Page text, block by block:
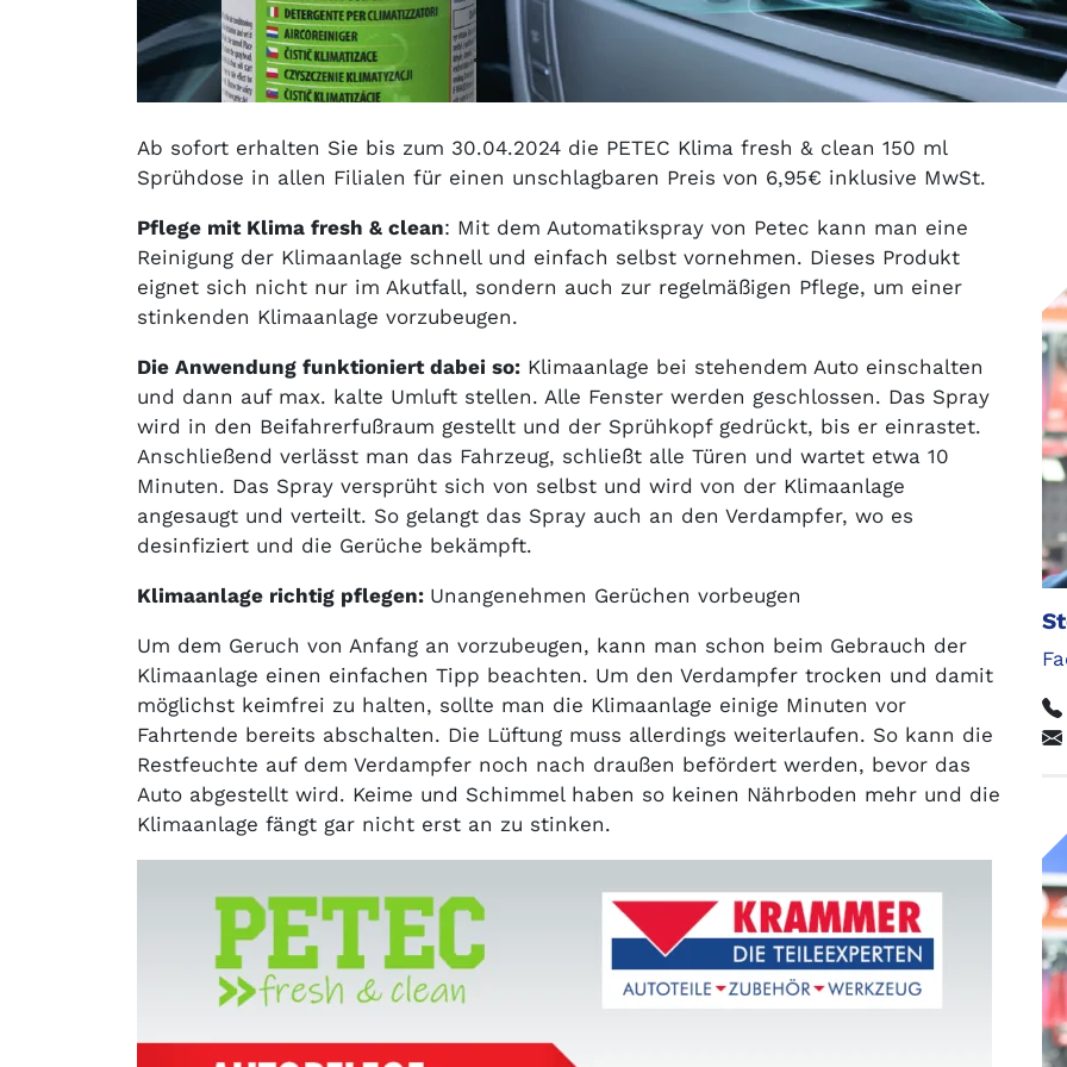
Ab sofort erhalten Sie bis zum 30.04.2024 die PETEC Klima fresh & clean 150 ml
Sprühdose in allen Filialen für einen unschlagbaren Preis von 6,95€ inklusive MwSt.
Pflege mit Klima fresh & clean: Mit dem Automatikspray von Petec kann man eine
Reinigung der Klimaanlage schnell und einfach selbst vornehmen. Dieses Produkt
eignet sich nicht nur im Akutfall, sondern auch zur regelmäßigen Pflege, um einer
stinkenden Klimaanlage vorzubeugen.
Die Anwendung funktioniert dabei so:Klimaanlage bei stehendem Auto einschalten
und dann auf max. kalte Umluft stellen. Alle Fenster werden geschlossen. Das Spray
wird in den Beifahrerfußraum gestellt und der Sprühkopf gedrückt, bis er einrastet.
Anschließend verlässt man das Fahrzeug, schließt alle Türen und wartet etwa 10
Minuten. Das Spray versprüht sich von selbst und wird von der Klimaanlage
angesaugt und verteilt. So gelangt das Spray auch an den Verdampfer, wo es
desinfiziert und die Gerüche bekämpft.
Klimaanlage richtig pflegen: Unangenehmen Gerüchen vorbeugen
Um dem Geruch von Anfang an vorzubeugen, kann man schon beim Gebrauch der
Klimaanlage einen einfachen Tipp beachten. Um den Verdampfer trocken und damit
möglichst keimfrei zu halten, sollte man die Klimaanlage einige Minuten vor
Fahrtende bereits abschalten. Die Lüftung muss allerdings weiterlaufen. So kann die
Restfeuchte auf dem Verdampfer noch nach draußen befördert werden, bevor das
Auto abgestellt wird. Keime und Schimmel haben so keinen Nährboden mehr und die
Klimaanlage fängt gar nicht erst an zu stinken.